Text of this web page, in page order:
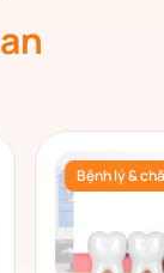
Bệnh lý &